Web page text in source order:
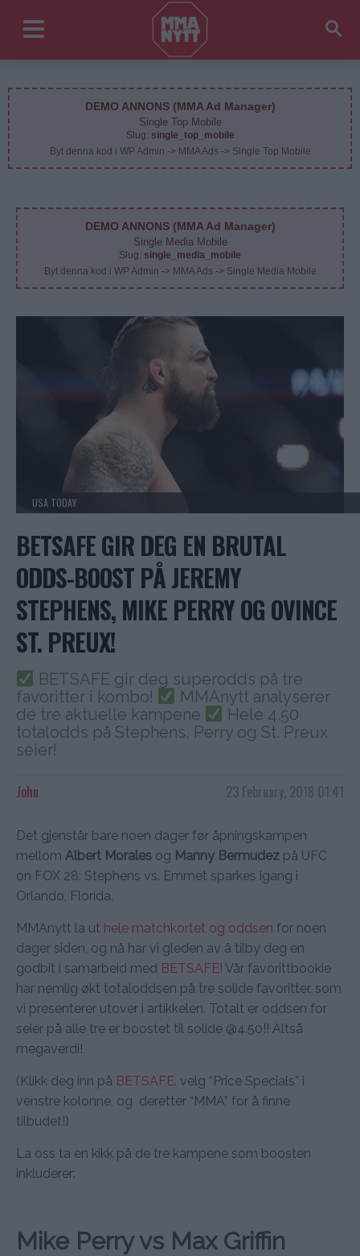
DEMO ANNONS (MMA Ad Manager)
Single Top Mobile
Slug: single_top_mobile
Byt denna kod i WP Admin -> MMA Ads -> Single Top Mobile
DEMO ANNONS (MMA Ad Manager)
Single Media Mobile
Slug: single_media_mobile
Byt denna kod i WP Admin -> MMA Ads -> Single Media Mobile
USA TODAY
BETSAFE GIR DEG EN BRUTAL
ODDS-BOOST PÅ JEREMY
STEPHENS, MIKE PERRY OG OVINCE
ST. PREUX!
BETSAFE gir deg superodds på tre
favoritter i kombo!
MMAnytt analyserer
de tre aktuelle kampene
Hele 4.50
totalodds på Stephens, Perry og St. Preux
seier!
23 February, 2018 01:41
John
Det gjenstår bare noen dager før åpningskampen
mellom Albert Morales og Manny Bermudez på UFC
on FOX 28: Stephens vs. Emmet sparkes igang i
Orlando, Florida.
MMAnytt la ut hele matchkortet og oddsen for noen
dager siden, og nå har vi gleden av å tilby deg en
godbit i samarbeid med BETSAFE! Vår favorittbookie
har nemlig økt totaloddsen på tre solide favoritter, som
vi presenterer utover i artikkelen. Totalt er oddsen for
seier på alle tre er boostet til solide @4.50!! Altså
megaverdi!
(Klikk deg inn på BETSAFE. velg “Price Specials” i
venstre kolonne, og deretter “MMA” for å finne
tilbudet!)
La oss ta en kikk på de tre kampene som boosten
inkluderer:
Mike Perry vs Max Griffin